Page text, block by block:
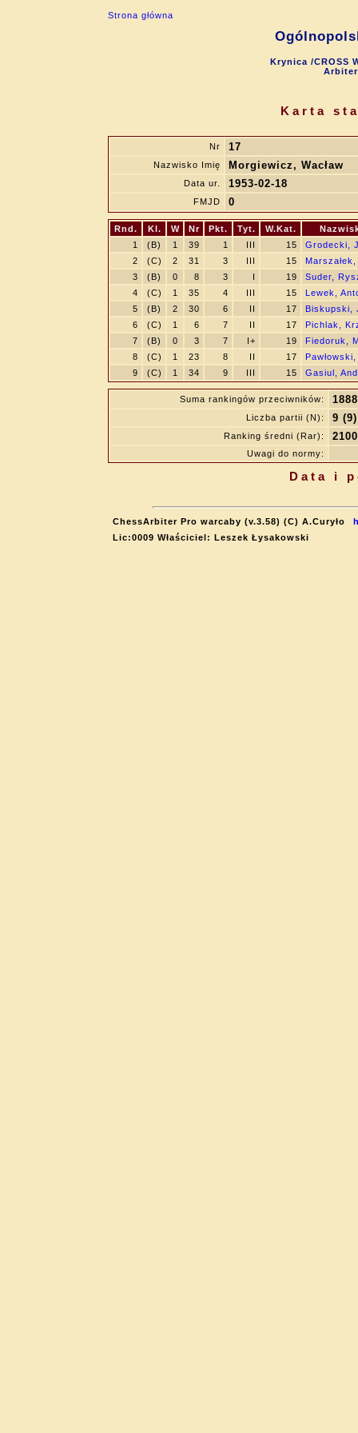
Strona główna
Krynica /CROSS
Karta
Nr 17
Nazwisko Imię Morgiewicz, Wacław
Data ur. 1953-02-18
FMJD 0
Rnd. Kl. W Nr Pkt. Tyt. W.Kat.
1
(B) 1 39 1 III 15
Grodecki,
2
(C) 2 31 3 III 15
3
(B) 0 8 3 I 19
Suder,
4
(C) 1 35 4 III 15
Lewek,
5
(B) 2 30 6 II 17
Biskupski,
6
(C) 1 6 7 II 17
Pichlak,
7
(B) 0 3 7 I+ 19
Fiedoruk,
8
(C) 1 23 8 II 17
9
(C) 1 34 9 III 15 Gasiul,
Suma rankingów przeciwników:
Liczba partii (N): 9 (9)
Ranking średni (Rar): 2100
Uwagi do normy:
Data i
ChessArbiter Pro warcaby (v.3.58) (C) A.Curyło
Lic:0009 Właściciel: Leszek Łysakowski